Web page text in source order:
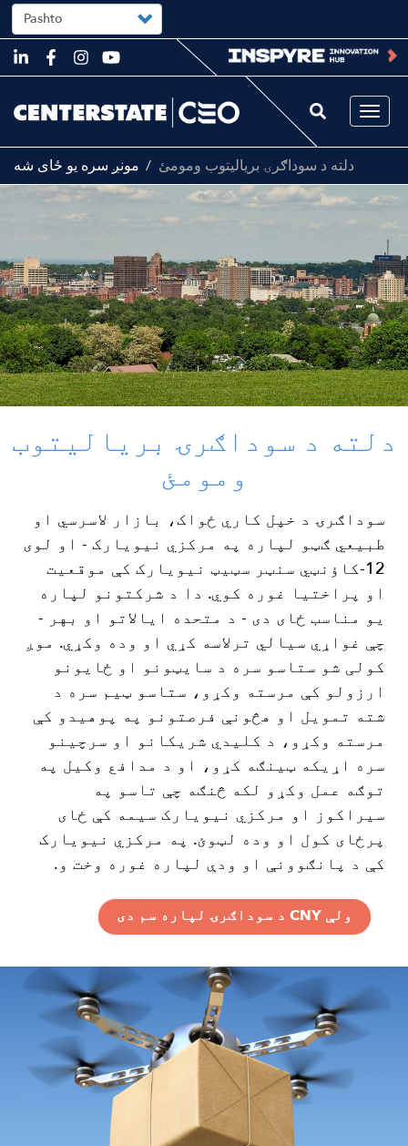
Skip
to
content
Select
your
language
مونږ سره یو ځای شه دلته د سوداګرۍ بریالیتوب ومومئ
Image
دلته د سوداګرۍ بریالیتوب
ومومئ
سوداګرۍ د خپل کاري ځواک، بازار لاسرسي او
طبیعي ګټو لپاره په مرکزي نیویارک - او لوی
12-کاؤنټي سنټر سټیټ نیویارک کې موقعیت
او پراختیا غوره کوي. دا د شرکتونو لپاره
یو مناسب ځای دی - د متحده ایالاتو او بهر -
چې غواړي سیالي ترلاسه کړي او وده وکړي. موږ
کولی شو ستاسو سره د سایټونو او ځایونو
ارزولو کې مرسته وکړو، ستاسو ټیم سره د
شته تمویل او هڅونې فرصتونو په پوهیدو کې
مرسته وکړو، د کلیدي شریکانو او سرچینو
سره اړیکه ټینګه کړو، او د مدافع وکیل په
توګه عمل وکړو لکه څنګه چې تاسو په
سیراکوز او مرکزي نیویارک سیمه کې ځای
پرځای کول او وده لټوئ. په مرکزي نیویارک
کې د پانګوونې او ودې لپاره غوره وخت و.
ولې CNY د سوداګرۍ لپاره سم دی